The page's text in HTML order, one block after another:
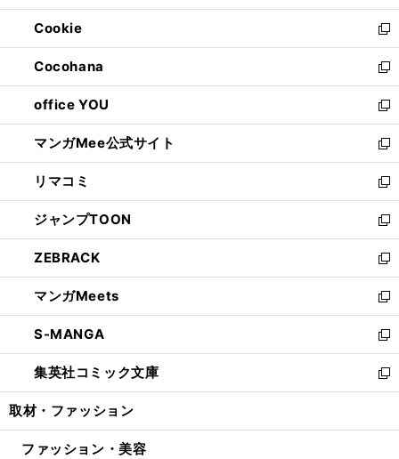
開
く
ウ
で
開
く
ン
ド
ウ
で
開
く
ウ
ィ
ン
ド
ウ
で
開
く
Cookie
新
し
い
ウ
ィ
ン
ド
ウ
で
開
く
Cocohana
新
し
い
ウ
ィ
ン
ド
ウ
で
開
く
office YOU
新
し
い
ウ
ィ
ン
ド
ウ
で
開
く
マンガMee公式サイト
新
し
い
ウ
ィ
ン
ド
ウ
で
開
く
リマコミ
新
し
い
ウ
ィ
ン
ド
ウ
で
開
く
ジャンプTOON
新
し
い
ウ
ィ
ン
ド
ウ
で
開
ZEBRACK
新
し
い
ウ
ィ
ン
ド
ウ
開
マンガMeets
新
し
い
ウ
ィ
ン
ウ
S-MANGA
新
し
い
ウ
ン
集英社コミック文庫
新
し
ウ
取材・ファッション
ファッション・美容